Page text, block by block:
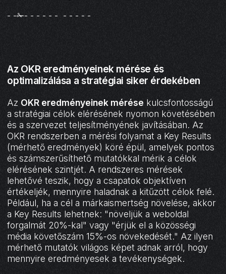
- -✁- - - - - - - - - - -
Az OKR eredményeinek mérése és
optimalizálása a stratégiai siker érdekében
Az OKR eredményeinek mérése kulcsfontosságú
a stratégiai célok elérésének nyomon követésében
és a szervezet teljesítményének javításában. Az
OKR rendszerben a mérési folyamat a Key Results
(mérhető eredmények) köré épül, amelyek pontos
és számszerűsíthető mutatókkal mérik a célok
elérésének szintjét. A rendszeres mérések
lehetővé teszik, hogy a csapatok objektíven
értékeljék, mennyire haladnak a kitűzött célok felé.
Például, ha a cél a márkaismertség növelése, akkor
a Key Results lehetnek: "növeljük a weboldal
forgalmát 20%-kal" vagy "érjük el a közösségi
média követőszám 15%-os növekedését." Az ilyen
mérhető mutatók világos képet adnak arról, hogy
mennyire eredményesek a tevékenységek.